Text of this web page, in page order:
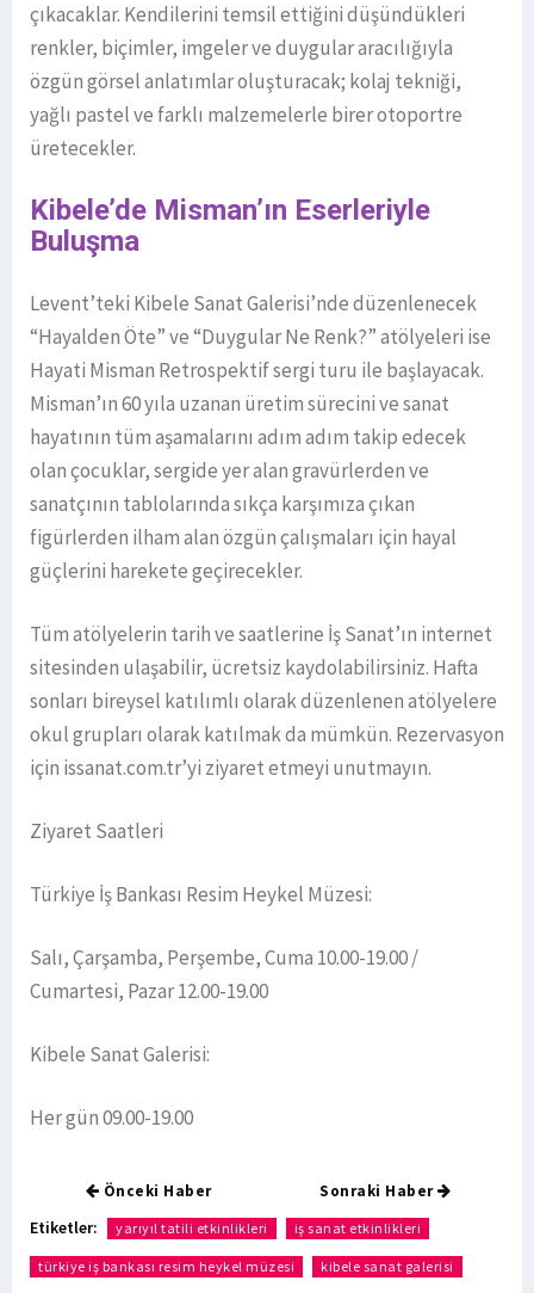
çıkacaklar. Kendilerini temsil ettiğini düşündükleri
renkler, biçimler, imgeler ve duygular aracılığıyla
özgün görsel anlatımlar oluşturacak; kolaj tekniği,
yağlı pastel ve farklı malzemelerle birer otoportre
üretecekler.
Kibele’de Misman’ın Eserleriyle
Buluşma
Levent’teki Kibele Sanat Galerisi’nde düzenlenecek
“Hayalden Öte” ve “Duygular Ne Renk?” atölyeleri ise
Hayati Misman Retrospektif sergi turu ile başlayacak.
Misman’ın 60 yıla uzanan üretim sürecini ve sanat
hayatının tüm aşamalarını adım adım takip edecek
olan çocuklar, sergide yer alan gravürlerden ve
sanatçının tablolarında sıkça karşımıza çıkan
figürlerden ilham alan özgün çalışmaları için hayal
güçlerini harekete geçirecekler.
Tüm atölyelerin tarih ve saatlerine İş Sanat’ın internet
sitesinden ulaşabilir, ücretsiz kaydolabilirsiniz. Hafta
sonları bireysel katılımlı olarak düzenlenen atölyelere
okul grupları olarak katılmak da mümkün. Rezervasyon
için issanat.com.tr’yi ziyaret etmeyi unutmayın.
Ziyaret Saatleri
Türkiye İş Bankası Resim Heykel Müzesi:
Salı, Çarşamba, Perşembe, Cuma 10.00-19.00 /
Cumartesi, Pazar 12.00-19.00
Kibele Sanat Galerisi:
Her gün 09.00-19.00
Önceki Haber Sonraki Haber
Etiketler: yarıyıl tatili etkinlikleri iş sanat etkinlikleri
türkiye iş bankası resim heykel müzesi kibele sanat galerisi